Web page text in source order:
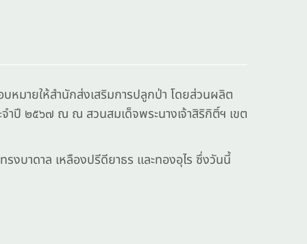
ยให้สำนักส่งเสริมการปลูกป่า โดยส่วนผลิต
จำปี ๒๕๖๗ ณ ณ สวนสมเด็จพระนางเจ้าสิริกิติ์ฯ เขต
าดาล เหลืองปรีดียาธร และทองอุไร ซึ่งวันนี้